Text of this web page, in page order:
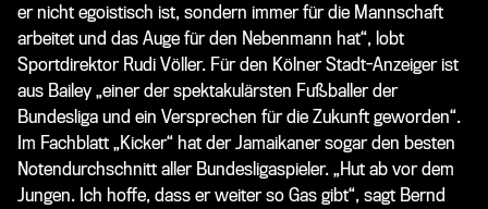
er nicht egoistisch ist, sondern immer für die Mannschaft
arbeitet und das Auge für den Nebenmann hat“, lobt
Sportdirektor Rudi Völler. Für den Kölner Stadt-Anzeiger ist
aus Bailey „einer der spektakulärsten Fußballer der
Bundesliga und ein Versprechen für die Zukunft geworden“.
Im Fachblatt „Kicker“ hat der Jamaikaner sogar den besten
Notendurchschnitt aller Bundesligaspieler. „Hut ab vor dem
Jungen. Ich hoffe, dass er weiter so Gas gibt“, sagt Bernd